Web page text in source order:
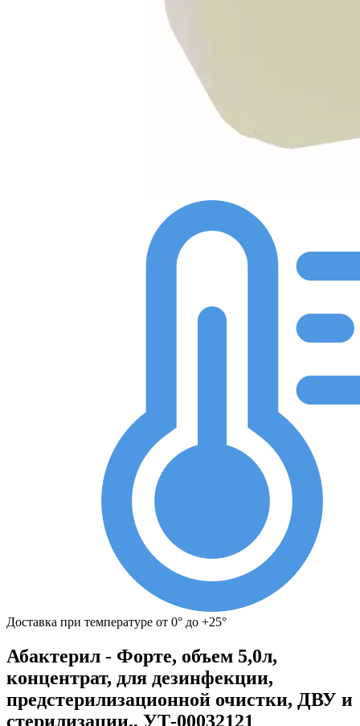
Доставка при температуре от 0° до +25°
Абактерил - Форте, объем 5,0л,
концентрат, для дезинфекции,
предстерилизационной очистки, ДВУ и
стерилизации., УТ-00032121